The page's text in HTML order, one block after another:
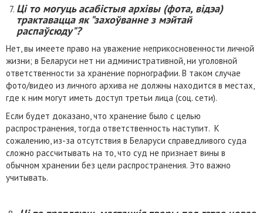
Ці то могуць асабістыя архівы (фота, відэа)
трактавацца як "захоўванне з мэйтай
распаўсюду"?
Нет, вы имеете право на уважение неприкосновенности личной
жизни; в Беларуси нет ни административной, ни уголовной
ответственности за хранение порнографии. В таком случае
фото/видео из личного архива не должны находится в местах,
где к ним могут иметь доступ третьи лица (соц. сети).
Если будет доказано, что хранение было с целью
распространения, тогда ответственность наступит. К
сожалению, из-за отсутствия в Беларуси справедливого суда
сложно рассчитывать на то, что суд не признает вины в
обычном хранении без цели распространения. Это важно
учитывать.